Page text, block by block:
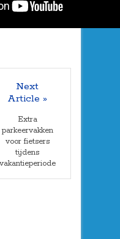
Next
Article »
Extra
parkeervakken
voor fietsers
tijdens
vakantieperiode